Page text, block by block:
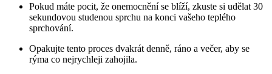
Pokud máte pocit, že onemocnění se blíží, zkuste si udělat 30
sekundovou studenou sprchu na konci vašeho teplého
sprchování.
Opakujte tento proces dvakrát denně, ráno a večer, aby se
rýma co nejrychleji zahojila.